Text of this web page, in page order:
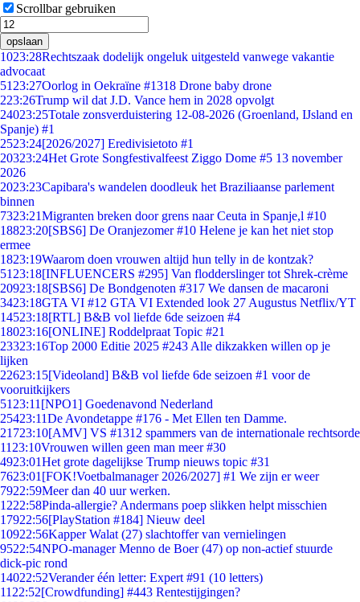
Scrollbar gebruiken
opslaan
1023:28Rechtszaak dodelijk ongeluk uitgesteld vanwege vakantie
advocaat
51 23:27Oorlog in Oekraïne #1318 Drone baby drone
223:26Trump wil dat J.D. Vance hem in 2028 opvolgt
24023:25Totale zonsverduistering 12-08-2026 (Groenland, IJsland en
Spanje) #1
2523:24[2026/2027] Eredivisietoto #1
20323:24Het Grote Songfestivalfeest Ziggo Dome #5 13 november
2026
2023:23Capibara's wandelen doodleuk het Braziliaanse parlement
binnen
7323:21Migranten breken door grens naar Ceuta in Spanje,l #10
18823:20[SBS6] De Oranjezomer #10 Helene je kan het niet stop
ermee
1823:19Waarom doen vrouwen altijd hun telly in de kontzak?
51 23:18[INFLUENCERS #295] Van flodderslinger tot Shrek-crème
20923:18[SBS6] De Bondgenoten #317 We dansen de macaroni
3423:18GTA VI #12 GTA VI Extended look 27 Augustus Netflix/YT
14523:18[RTL] B&B vol liefde 6de seizoen #4
18023:16[ONLINE] Roddelpraat Topic #21
23323:16Top 2000 Editie 2025 #243 Alle dikzakken willen op je
lijken
22623:15[Videoland] B&B vol liefde 6de seizoen #1 voor de
vooruitkijkers
51 23:11 [NPO1] Goedenavond Nederland
25423:11De Avondetappe #176 - Met Ellen ten Damme.
21723:10[AMV] VS #1312 spammers van de internationale rechtsorde
11 23:10Vrouwen willen geen man meer #30
4923:01Het grote dagelijkse Trump nieuws topic #31
7623:01 [FOK!Voetbalmanager 2026/2027] #1 We zijn er weer
7922:59Meer dan 40 uur werken.
1222:58Pinda-allergie? Andermans poep slikken helpt misschien
17922:56[PlayStation #184] Nieuw deel
10922:56Kapper Walat (27) slachtoffer van vernielingen
9522:54NPO-manager Menno de Boer (47) op non-actief stuurde
dick-pic rond
14022:52Verander één letter: Expert #91 (10 letters)
11 22:52[Crowdfunding] #443 Rentestijgingen?